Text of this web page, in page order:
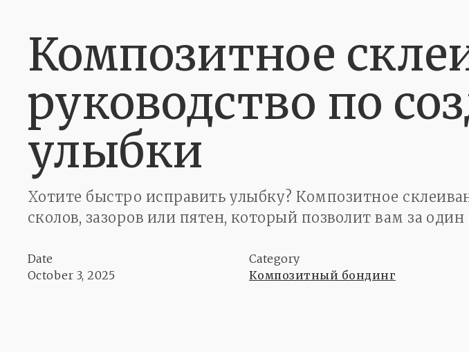
Композитное
руководство по
улыбки
Хотите быстро исправить улыбку? Композитное
сколов, зазоров или пятен, который позволит вам за
Date
October 3, 2025
Category
Композитный бондинг